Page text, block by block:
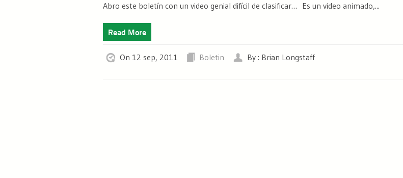
Abro este boletín con un video genial difícil de clasificar… Es un video animado,...
Read More
On 12 sep, 2011 Boletin By : Brian Longstaff